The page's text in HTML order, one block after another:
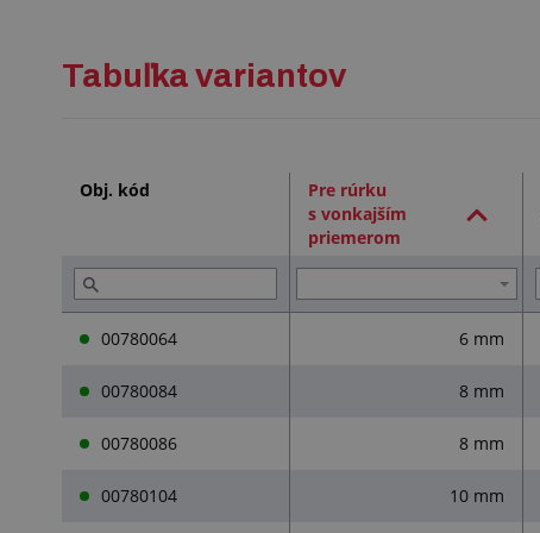
Tabuľka variantov
Obj. kód
Pre rúrku
s vonkajším
priemerom
00780064 6 mm
00780084 8 mm
00780086 8 mm
00780104 10 mm